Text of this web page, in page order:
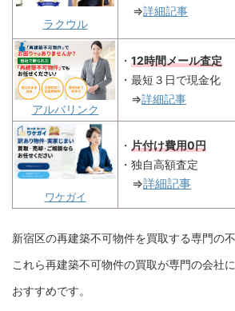
ラクウル
⇒詳細記事
アルバリンク
・ 12時間メール査定
・最短３日で現金化
⇒詳細記事
ワケガイ
・ 片付け費用0円
・独自高額査定
⇒詳細記事
新宿区の再建築不可物件を買取する専門の
これら再建築不可物件の買取が専門の会社
おすすめです。